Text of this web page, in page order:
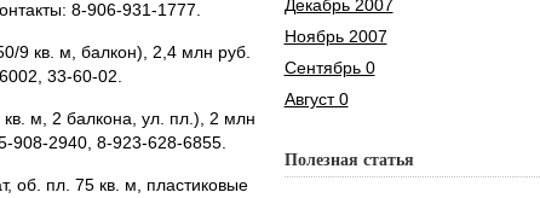
8-906-931-1777.
9 кв. м, балкон), 2,4 млн руб.
33-60-02.
м, 2 балкона, ул. пл.), 2 млн
908-2940, 8-923-628-6855.
об. пл. 75 кв. м, пластиковые
Декабрь 2007
Ноябрь 2007
Сентябрь 0
Август 0
Полезная статья